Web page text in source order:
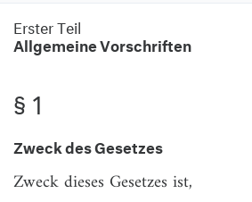
Gesetz zur Regelung der Gentechnik
Zuletzt geändert am 27.9.2021 (BGBl. I S. 4530)
Erster Teil
Erster Teil
Allgemeine Vorschriften
§ 1
Zweck des Gesetzes
Zweck dieses Gesetzes ist,